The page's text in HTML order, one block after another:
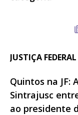
JUSTIÇA FEDERAL
Quintos na JF:
Sintrajusc
ao presidente